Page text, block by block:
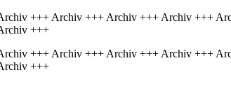
+++ Archiv +++ Archiv +++ Archiv +++
+++
+++ Archiv +++ Archiv +++ Archiv +++
+++